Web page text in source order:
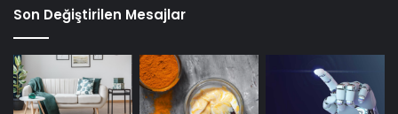
Son Değiştirilen Mesajlar